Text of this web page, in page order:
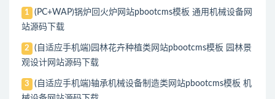
1
(PC+WAP)锅炉回火炉网站pbootcms模板 通用机械设备网
站源码下载
2
(自适应手机端)园林花卉种植类网站pbootcms模板 园林景
观设计网站源码下载
3
(自适应手机端)轴承机械设备制造类网站pbootcms模板 机